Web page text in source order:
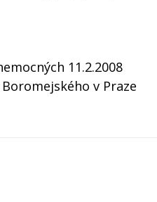
11.2.2008
v Praze